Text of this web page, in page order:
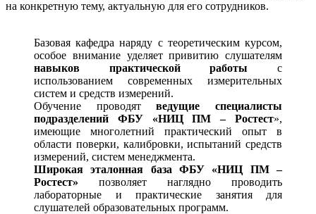
на конкретную тему, актуальную для его сотрудников.
Базовая кафедра наряду с теоретическим курсом,
особое внимание уделяет привитию слушателям
навыков практической работы с
использованием современных измерительных
систем и средств измерений.
Обучение проводятведущие специалисты
подразделений ФБУ «НИЦ ПМ – Ростест»,
имеющие многолетний практический опыт в
области поверки, калибровки, испытаний средств
измерений, систем менеджмента.
Широкая эталонная база ФБУ «НИЦ ПМ –
Ростест» позволяет наглядно проводить
лабораторные и практические занятия для
слушателей образовательных программ.